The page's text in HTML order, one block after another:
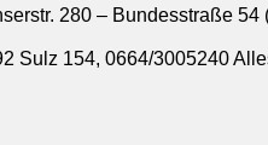
280 – Bundesstraße 54
Sulz 154, 0664/3005240